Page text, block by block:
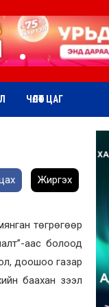
ЧӨЛӨӨТ ЦАГ
Жиргэх
төгрөгөөр
аас болоод
доошоо газар
баахан зээл